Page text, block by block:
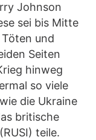
Johnson
sei bis Mitte
und
Seiten
hinweg
so viele
die Ukraine
britische
teile.